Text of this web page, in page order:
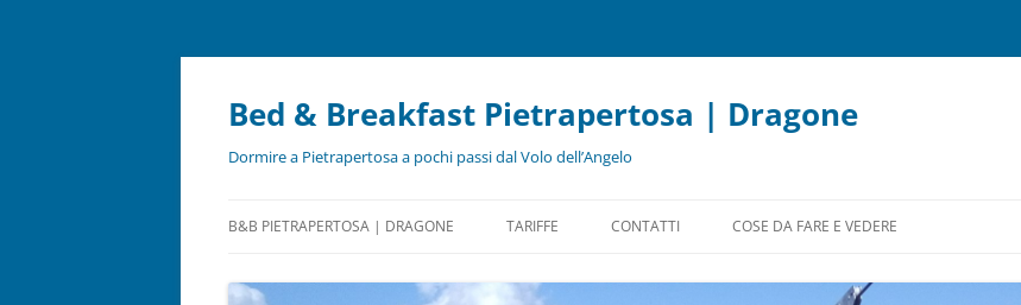
Bed & Breakfast Pietrapertosa | Dragone
Dormire a Pietrapertosa a pochi passi dal Volo dell’Angelo
al
B&B PIETRAPERTOSA | DRAGONE TARIFFE CONTATTI COSE DA FARE E VEDERE